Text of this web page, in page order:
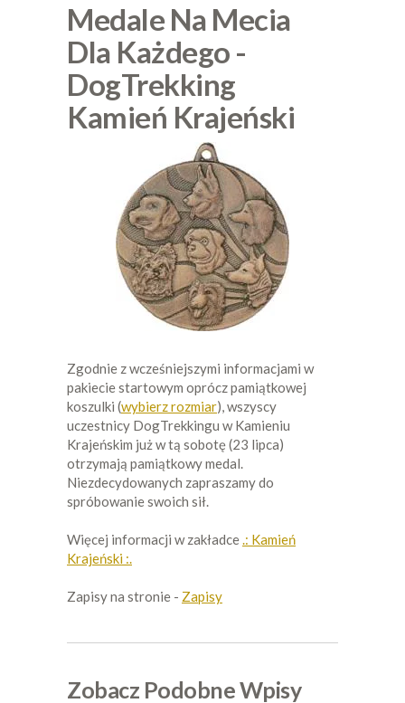
Medale Na Mecia
Dla Każdego -
DogTrekking
Kamień Krajeński
Zgodnie z wcześniejszymi informacjami w
pakiecie startowym oprócz pamiątkowej
koszulki (wybierz rozmiar), wszyscy
uczestnicy DogTrekkingu w Kamieniu
Krajeńskim już w tą sobotę (23 lipca)
otrzymają pamiątkowy medal.
Niezdecydowanych zapraszamy do
spróbowanie swoich sił.
Więcej informacji w zakładce.: Kamień
Krajeński :.
Zapisy na stronie - Zapisy
Zobacz Podobne Wpisy